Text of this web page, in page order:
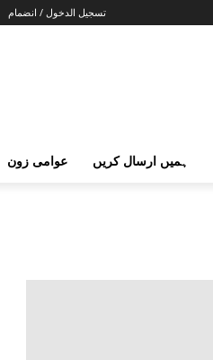
تسجيل الدخول / انضمام
عوامی زون ہمیں ارسال کریں